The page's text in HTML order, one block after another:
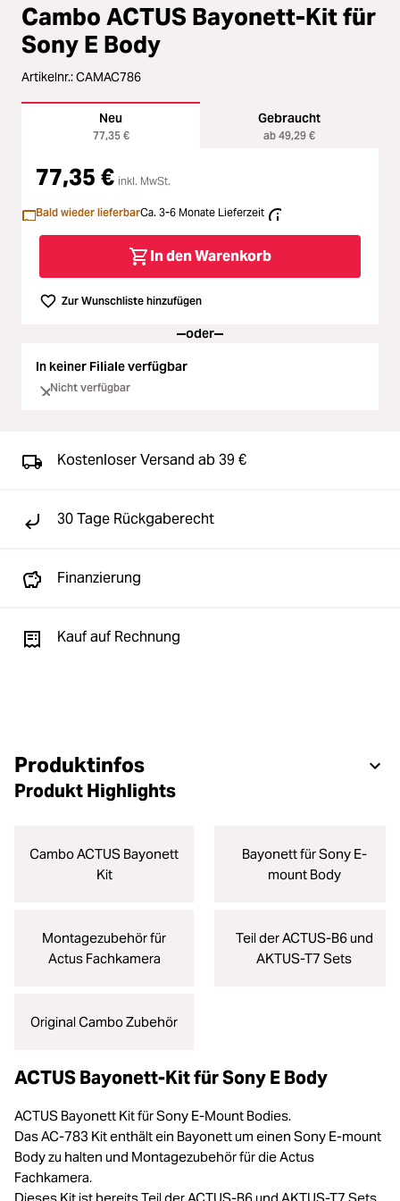
Licht & Studio
Bildbearbeitung
Second Hand
Cambo ACTUS Bayonett-Kit für
Sony E Body
Artikelnr.:CAMAC786
Neu
77,35 €
Gebraucht
ab 49,29 €
77,35 € inkl. MwSt.
Bald wieder lieferbarCa. 3-6 Monate Lieferzeit
In den Warenkorb
Zur Wunschliste hinzufügen
oder
In keiner Filiale verfügbar
Nicht verfügbar
Kostenloser Versand ab 39 €
30 Tage Rückgaberecht
Finanzierung
Kauf auf Rechnung
Produktinfos
Produkt Highlights
Cambo ACTUS Bayonett
Kit
Bayonett für Sony E-
mount Body
Montagezubehör für
Actus Fachkamera
Teil der ACTUS-B6 und
AKTUS-T7 Sets
Original Cambo Zubehör
ACTUS Bayonett-Kit für Sony E Body
ACTUS Bayonett Kit für Sony E-Mount Bodies.
Das AC-783 Kit enthält ein Bayonett um einen Sony E-mount
Body zu halten und Montagezubehör für die Actus
Fachkamera.